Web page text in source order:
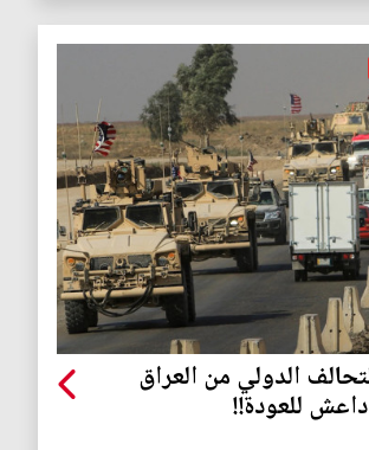
الدولي من العراق
للعودة!!